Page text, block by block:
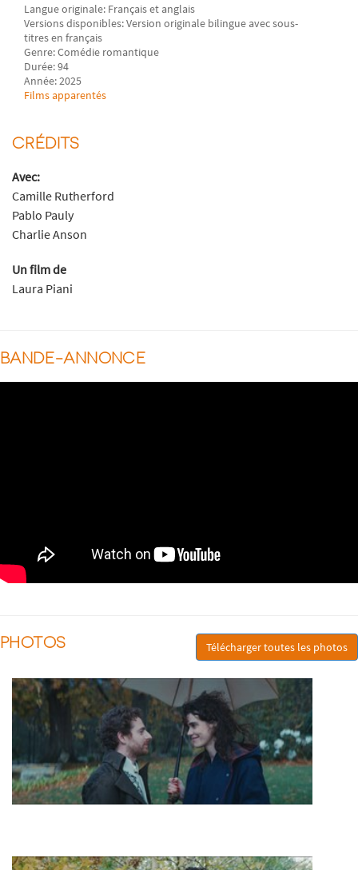
Langue originale: Français et anglais
Versions disponibles: Version originale bilingue avec sous-
titres en français
Genre: Comédie romantique
Durée: 94
Année: 2025
Films apparentés
CRÉDITS
Avec:
Camille Rutherford
Pablo Pauly
Charlie Anson
Un film de
Laura Piani
BANDE-ANNONCE
PHOTOS Télécharger toutes les photos